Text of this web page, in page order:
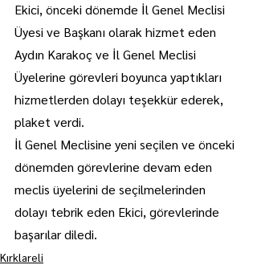
Ekici, önceki dönemde İl Genel Meclisi
Üyesi ve Başkanı olarak hizmet eden
Aydın Karakoç ve İl Genel Meclisi
Üyelerine görevleri boyunca yaptıkları
hizmetlerden dolayı teşekkür ederek,
plaket verdi.
İl Genel Meclisine yeni seçilen ve önceki
dönemden görevlerine devam eden
meclis üyelerini de seçilmelerinden
dolayı tebrik eden Ekici, görevlerinde
başarılar diledi.
Kırklareli